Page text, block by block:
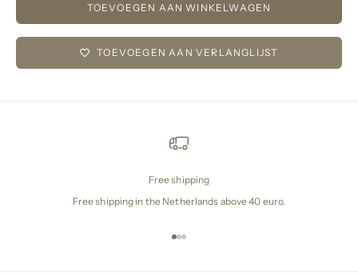
TOEVOEGEN AAN WINKELWAGEN
TOEVOEGEN AAN VERLANGLIJST
Free shipping
Free shipping in the Netherlands above 40 euro.
Naar artikel 1
Naar artikel 2
Naar artikel 3